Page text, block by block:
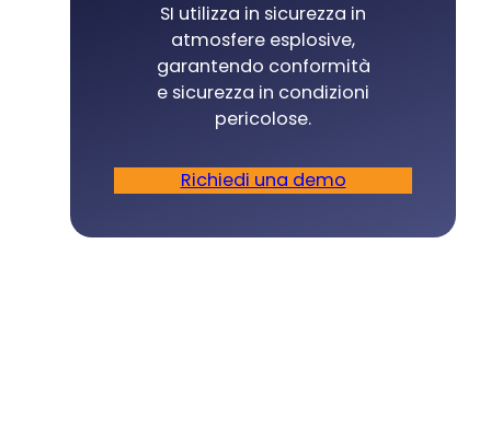
SI utilizza in sicurezza in
atmosfere esplosive,
garantendo conformità
e sicurezza in condizioni
pericolose.
Richiedi una demo